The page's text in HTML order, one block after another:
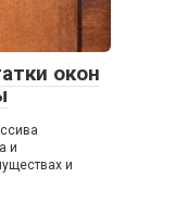
окон
и
и